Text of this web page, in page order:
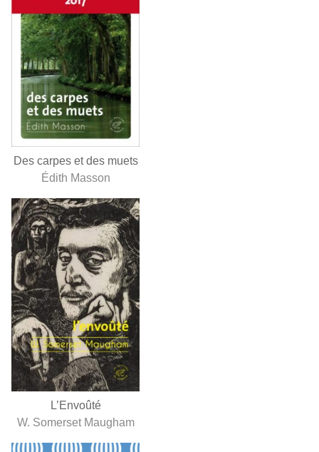
Des carpes et des muets
Édith Masson
L’Envoûté
W. Somerset Maugham